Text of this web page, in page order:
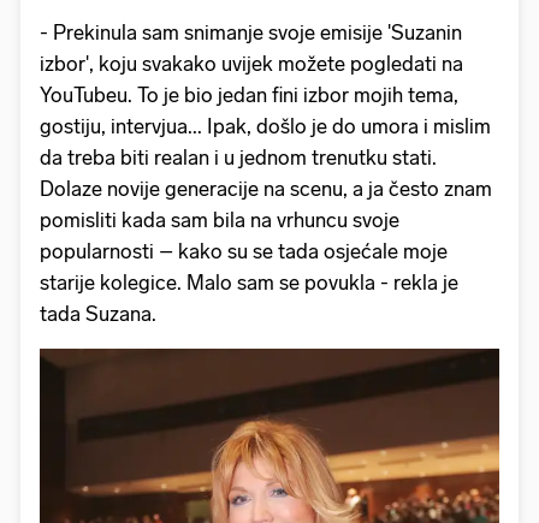
- Prekinula sam snimanje svoje emisije 'Suzanin
izbor', koju svakako uvijek možete pogledati na
YouTubeu. To je bio jedan fini izbor mojih tema,
gostiju, intervjua... Ipak, došlo je do umora i mislim
da treba biti realan i u jednom trenutku stati.
Dolaze novije generacije na scenu, a ja često znam
pomisliti kada sam bila na vrhuncu svoje
popularnosti – kako su se tada osjećale moje
starije kolegice. Malo sam se povukla - rekla je
tada Suzana.